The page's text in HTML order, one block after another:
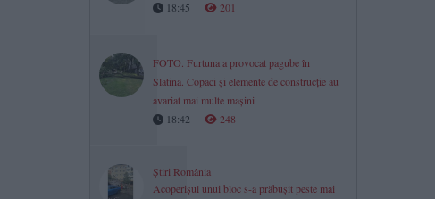
18:45
201
FOTO. Furtuna a provocat pagube în
Slatina. Copaci și elemente de construcție au
avariat mai multe mașini
18:42
248
Știri România
Acoperișul unui bloc s-a prăbușit peste mai